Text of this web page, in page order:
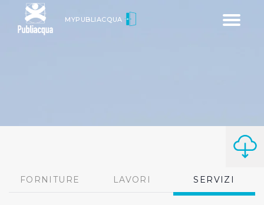
Toggle
MYPUBLIACQUA
FORNITURE LAVORI SERVIZI